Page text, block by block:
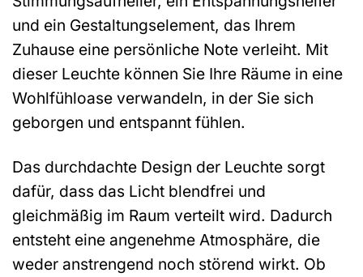
und ein Gestaltungselement, das Ihrem
Zuhause eine persönliche Note verleiht. Mit
dieser Leuchte können Sie Ihre Räume in eine
Wohlfühloase verwandeln, in der Sie sich
geborgen und entspannt fühlen.
Das durchdachte Design der Leuchte sorgt
dafür, dass das Licht blendfrei und
gleichmäßig im Raum verteilt wird. Dadurch
entsteht eine angenehme Atmosphäre, die
weder anstrengend noch störend wirkt. Ob